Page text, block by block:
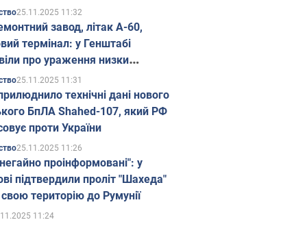
25.11.2025 11:32
завод, літак А-60,
термінал: у Генштабі
про ураження низки
об'єктів Росії
25.11.2025 11:31
технічні дані нового
БпЛА Shahed-107, який РФ
проти України
25.11.2025 11:26
проінформовані": у
підтвердили проліт "Шахеда"
територію до Румунії
11:24